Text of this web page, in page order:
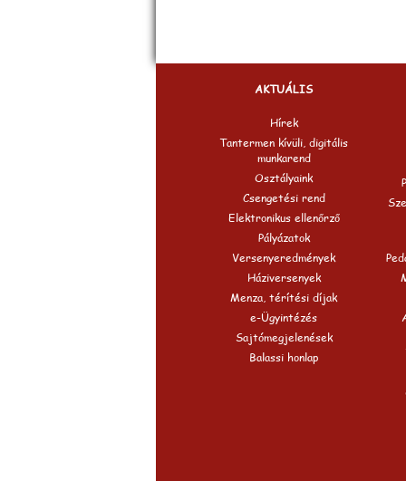
AKTUÁLIS
Hírek
Tantermen kívüli, digitális
munkarend
Osztályaink
Csengetési rend
Elektronikus ellenőrző
Pályázatok
Versenyeredmények
Háziversenyek
Menza, térítési díjak
e-Ügyintézés
Sajtómegjelenések
Balassi honlap